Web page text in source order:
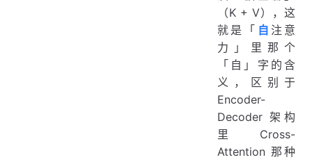
（K + V），这
就是「 自 注意
力」里那个
「自」字的含
义，区别于
Encoder-
Decoder 架构
里 Cross-
Attention 那种